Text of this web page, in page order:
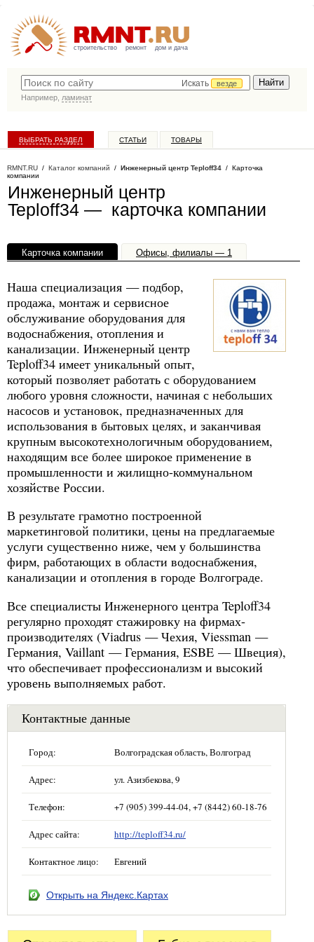
строительство ремонт дом и дача
Искать
везде
Например, ламинат
ВЫБРАТЬ РАЗДЕЛ СТАТЬИ ТОВАРЫ
RMNT.RU / Каталог компаний / Инженерный центр Teploff34 / Карточка
компании
Инженерный центр
Teploff34 — карточка компании
Карточка компании Офисы, филиалы — 1
Наша специализация — подбор,
продажа, монтаж и сервисное
обслуживание оборудования для
водоснабжения, отопления и
канализации. Инженерный центр
Teploff34 имеет уникальный опыт,
который позволяет работать с оборудованием
любого уровня сложности, начиная с небольших
насосов и установок, предназначенных для
использования в бытовых целях, и заканчивая
крупным высокотехнологичным оборудованием,
находящим все более широкое применение в
промышленности и жилищно-коммунальном
хозяйстве России.
В результате грамотно построенной
маркетинговой политики, цены на предлагаемые
услуги существенно ниже, чем у большинства
фирм, работающих в области водоснабжения,
канализации и отопления в городе Волгограде.
Все специалисты Инженерного центра Teploff34
регулярно проходят стажировку на фирмах-
производителях (Viadrus — Чехия, Viessman —
Германия, Vaillant — Германия, ESBE — Швеция),
что обеспечивает профессионализм и высокий
уровень выполняемых работ.
Контактные данные
Город: Волгоградская область, Волгоград
Адрес: ул. Азизбекова, 9
Телефон: +7 (905) 399-44-04, +7 (8442) 60-18-76
Адрес сайта: http://teploff34.ru/
Контактное лицо: Евгений
Открыть на Яндекс.Картах